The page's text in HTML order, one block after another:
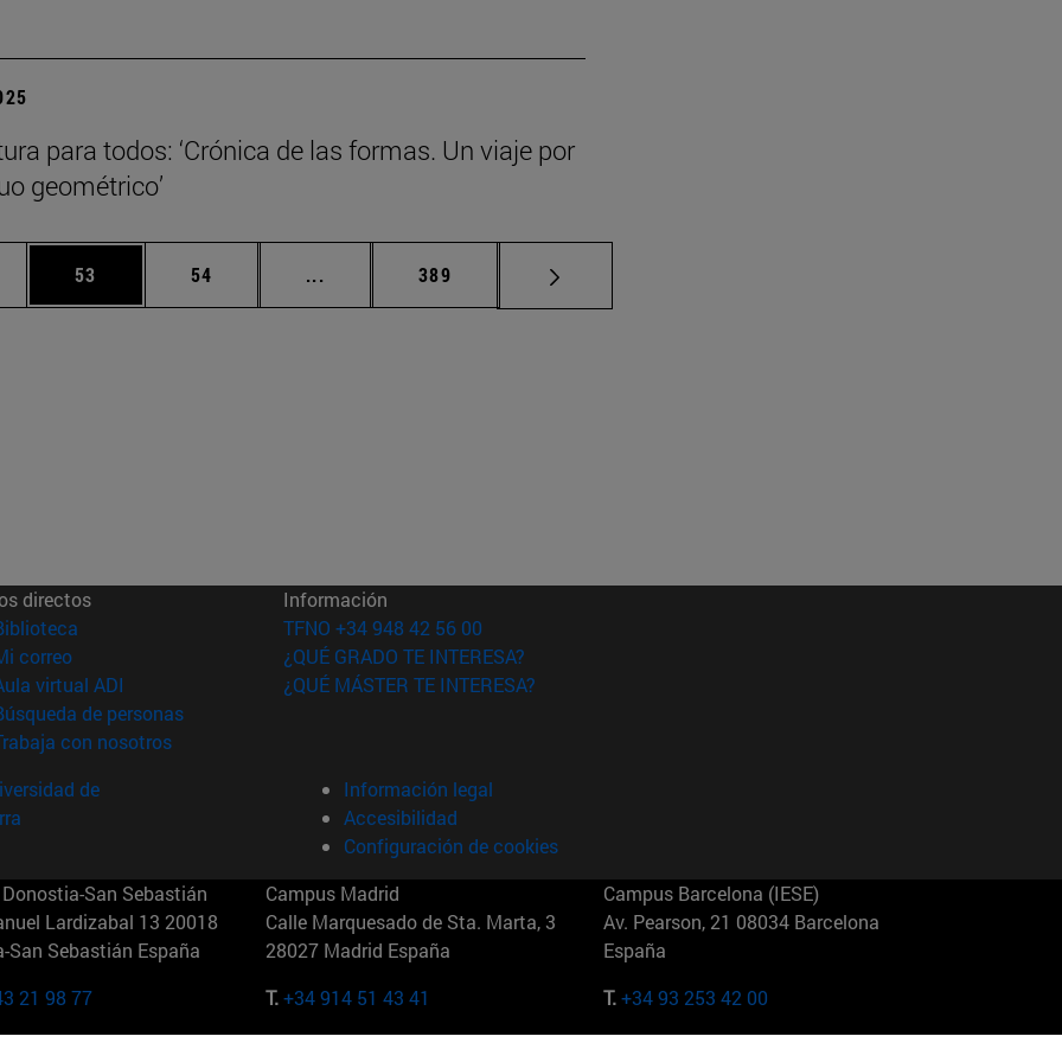
para todos: ‘Crónica de las formas. Un viaje por
geométrico’
Use TAB para desplazarse.
Página
53 Página
54 ... Páginas intermedias Use TAB para desplazarse.
Página
389
directos
(abre en nueva ventana)
correo(abre en nueva ventana)
virtual ADI (abre en nueva ventana)
de personas(abre en nueva ventana)
con nosotros(abre en nueva ventana)
Información
TFNO +34 948 42 56 00
¿QUÉ GRADO TE INTERESA?
¿QUÉ MÁSTER TE INTERESA?
de
Información legal
Accesibilidad
Configuración de cookies
San Sebastián
Lardizabal 13 20018
San Sebastián España
21 98 77
Campus Madrid
Calle Marquesado de Sta. Marta, 3
28027 Madrid España
T.+34 914 51 43 41
Campus Barcelona (IESE)
Av. Pearson, 21 08034 Barcelona
España
T.+34 93 253 42 00